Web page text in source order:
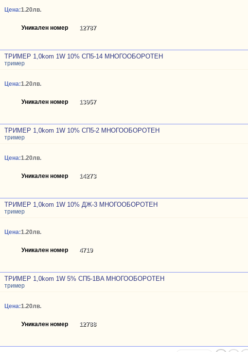
Цена:1.20лв.
Уникален номер 12787
ТРИМЕР 1,0kom 1W 10% CП5-14 МНОГООБОРОТЕН
тример
Цена:1.20лв.
Уникален номер 13957
ТРИМЕР 1,0kom 1W 10% CП5-2 МНОГООБОРОТЕН
тример
Цена:1.20лв.
Уникален номер 14273
ТРИМЕР 1,0kom 1W 10% ДЖ-3 МНОГООБОРОТЕН
тример
Цена:1.20лв.
Уникален номер 4719
ТРИМЕР 1,0kom 1W 5% CП5-1BA МНОГООБОРОТЕН
тример
Цена:1.20лв.
Уникален номер 12788